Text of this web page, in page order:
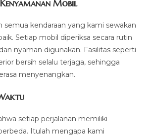
Mobil
semua kendaraan yang kami sewakan
Setiap mobil diperiksa secara rutin
nyaman digunakan. Fasilitas seperti
bersih selalu terjaga, sehingga
menyenangkan.
setiap perjalanan memiliki
Itulah mengapa kami